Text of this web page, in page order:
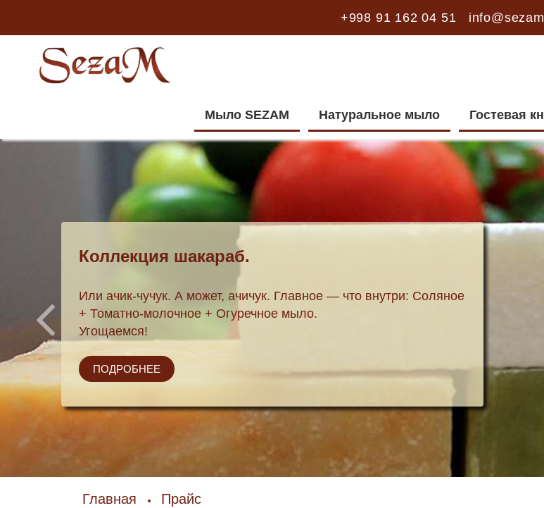
+998 91 162 04 51
Мыло SEZAM Натуральное мыло Гостевая
Коллекция шакараб.
Или ачик-чучук. А может, ачичук. Главное — что внутри: Соляное
+ Томатно-молочное + Огуречное мыло.
Угощаемся!
ПОДРОБНЕЕ
Главная Прайс